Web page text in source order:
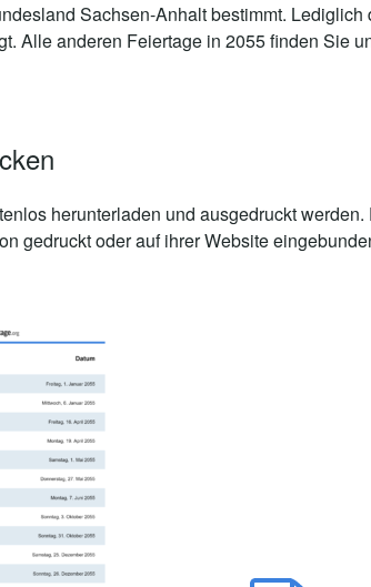
Sachsen-Anhalt bestimmt.
Alle anderen Feiertage in 2055 finden Sie
herunterladen und ausgedruckt
gedruckt oder auf ihrer Website